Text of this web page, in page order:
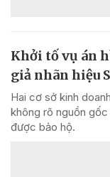
Khởi tố vụ án
giả nhãn hiệu
Hai cơ sở kinh
không rõ nguồn
được bảo hộ.